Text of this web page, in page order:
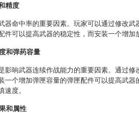
精度
器命中率的重要因素。玩家可以通过修改
件可以提高武器的稳定性，而安装一个增加
和弹药容量
影响武器连续作战能力的重要因素。通过
一个增加弹匣容量的弹匣配件可以提高武
度。
和属性